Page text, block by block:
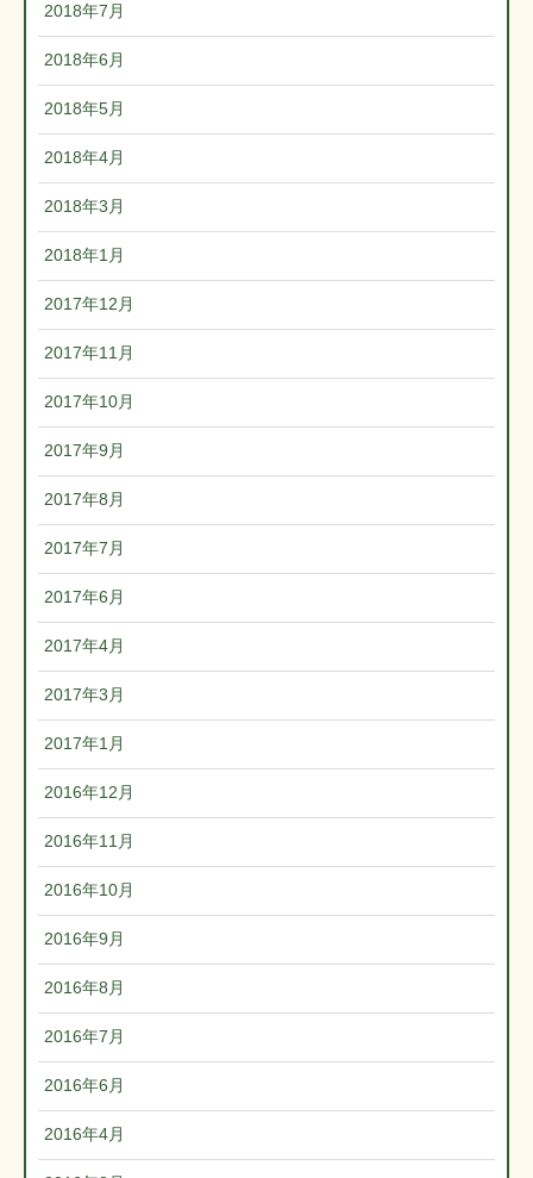
2018年7月
2018年6月
2018年5月
2018年4月
2018年3月
2018年1月
2017年12月
2017年11月
2017年10月
2017年9月
2017年8月
2017年7月
2017年6月
2017年4月
2017年3月
2017年1月
2016年12月
2016年11月
2016年10月
2016年9月
2016年8月
2016年7月
2016年6月
2016年4月